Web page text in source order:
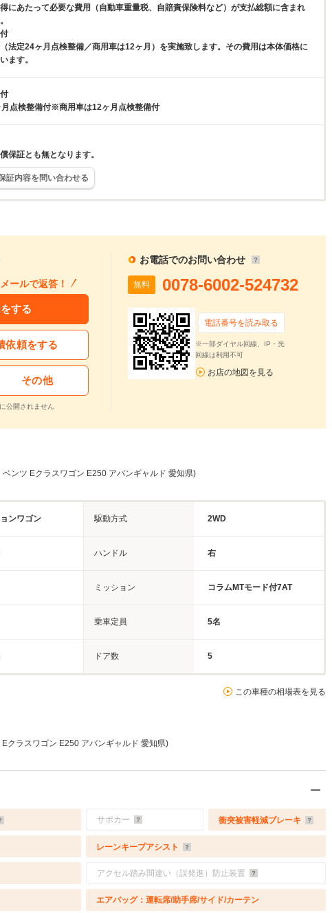
にあたって必要な費用（自動車重量税、自賠責保険料など）が支払総額に含まれ
法定24ヶ月点検整備／商用車は12ヶ月）を実施致します。その費用は本体価格に
ます。
点検整備付※商用車は12ヶ月点検整備付
保証とも無となります。
証内容を問い合わせる
ールで返答！
する
依頼をする
その他
公開されません
お電話でのお問い合わせ
無料 0078-6002-524732
電話番号を読み取る
※一部ダイヤル回線、IP・光
回線は利用不可
お店の地図を見る
ベンツ Eクラスワゴン E250 アバンギャルド 愛知県)
ンワゴン 駆動方式 2WD
ハンドル 右
ミッション コラムMTモード付7AT
乗車定員 5名
ドア数 5
この車種の相場表を見る
クラスワゴン E250 アバンギャルド 愛知県)
サポカー 衝突被害軽減ブレーキ
レーンキープアシスト
アクセル踏み間違い（誤発進）防止装置
エアバッグ：運転席/助手席/サイド/カーテン